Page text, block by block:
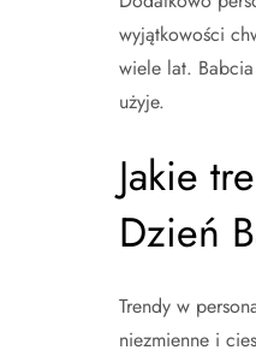
wyjątkowości
wiele lat.
użyje.
Jakie
Dzień
Trendy w
niezmienne i